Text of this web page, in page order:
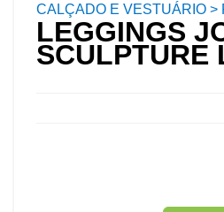
CALÇADO E VESTUÁRIO >
LEGGINGS
SCULPTURE